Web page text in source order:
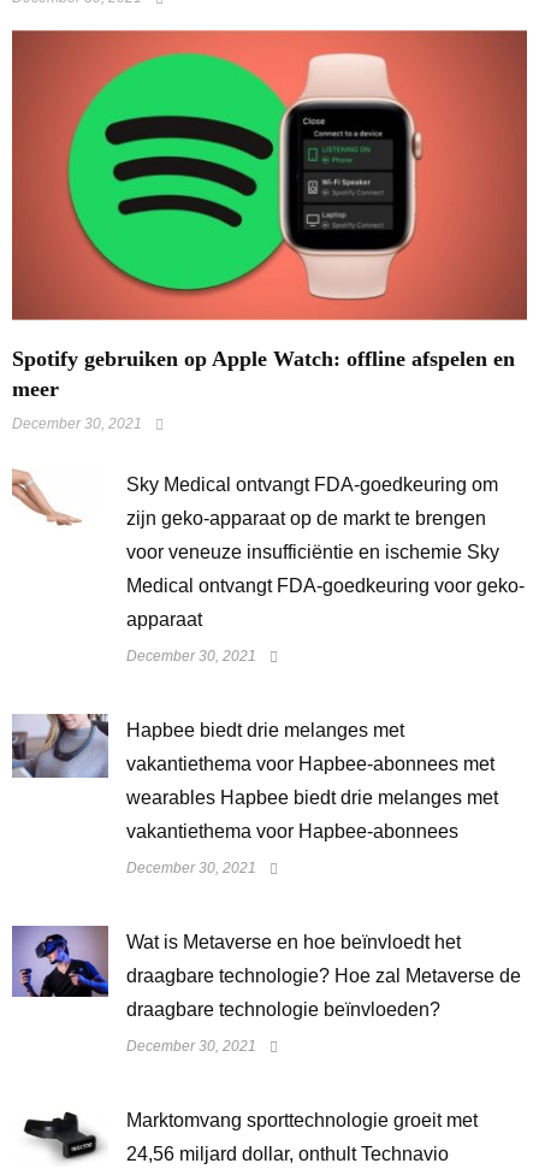
Spotify gebruiken op Apple Watch: offline afspelen en
meer
December 30, 2021
Sky Medical ontvangt FDA-goedkeuring om
zijn geko-apparaat op de markt te brengen
voor veneuze insufficiëntie en ischemie Sky
Medical ontvangt FDA-goedkeuring voor geko-
apparaat
December 30, 2021
Hapbee biedt drie melanges met
vakantiethema voor Hapbee-abonnees met
wearables Hapbee biedt drie melanges met
vakantiethema voor Hapbee-abonnees
December 30, 2021
Wat is Metaverse en hoe beïnvloedt het
draagbare technologie? Hoe zal Metaverse de
draagbare technologie beïnvloeden?
December 30, 2021
Marktomvang sporttechnologie groeit met
24,56 miljard dollar, onthult Technavio